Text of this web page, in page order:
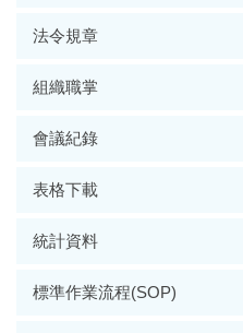
法令規章
組織職掌
會議紀錄
表格下載
統計資料
標準作業流程(SOP)